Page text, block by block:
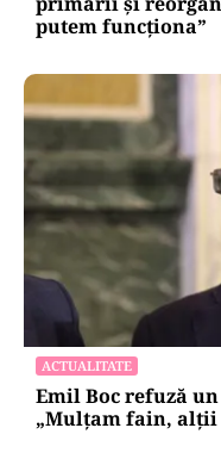
putem funcționa”
ACTUALITATE
Emil Boc refuză
„Mulțam fain, alții